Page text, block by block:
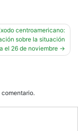
centroamericano:
sobre la situación
el 26 de noviembre
comentario.